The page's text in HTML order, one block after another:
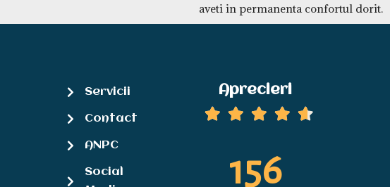
aveti in permanenta confortul dorit.
Servicii
Contact
ANPC
Social
Aprecieri
156